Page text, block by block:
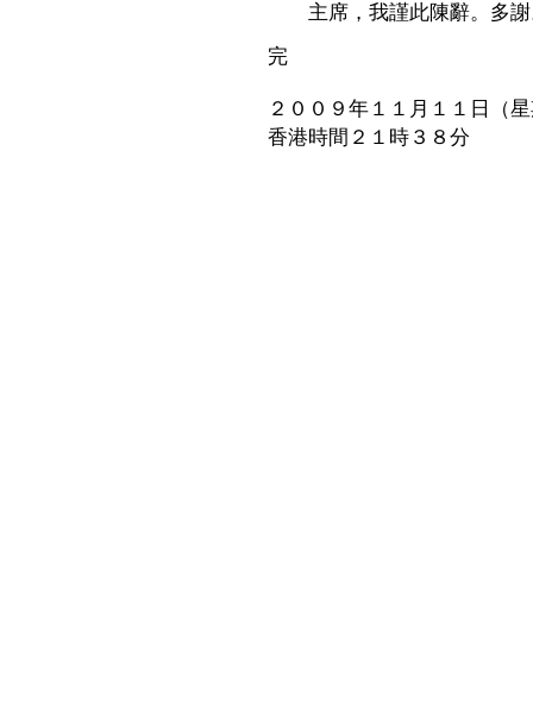
主席，我謹此陳辭。多謝
完
２００９年１１月１１日（
香港時間２１時３８分